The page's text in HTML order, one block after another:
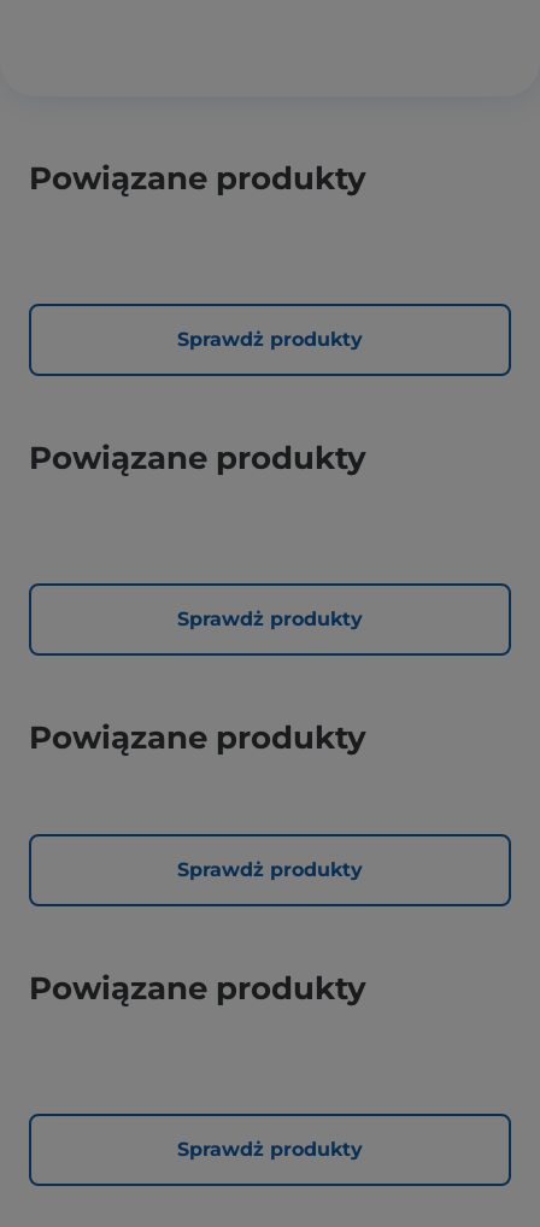
Powiązane produkty
Sprawdż produkty
Powiązane produkty
Sprawdż produkty
Powiązane produkty
Sprawdż produkty
Powiązane produkty
Sprawdż produkty